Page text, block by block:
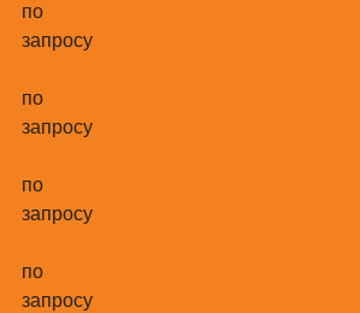
по
запросу
по
запросу
по
запросу
по
запросу